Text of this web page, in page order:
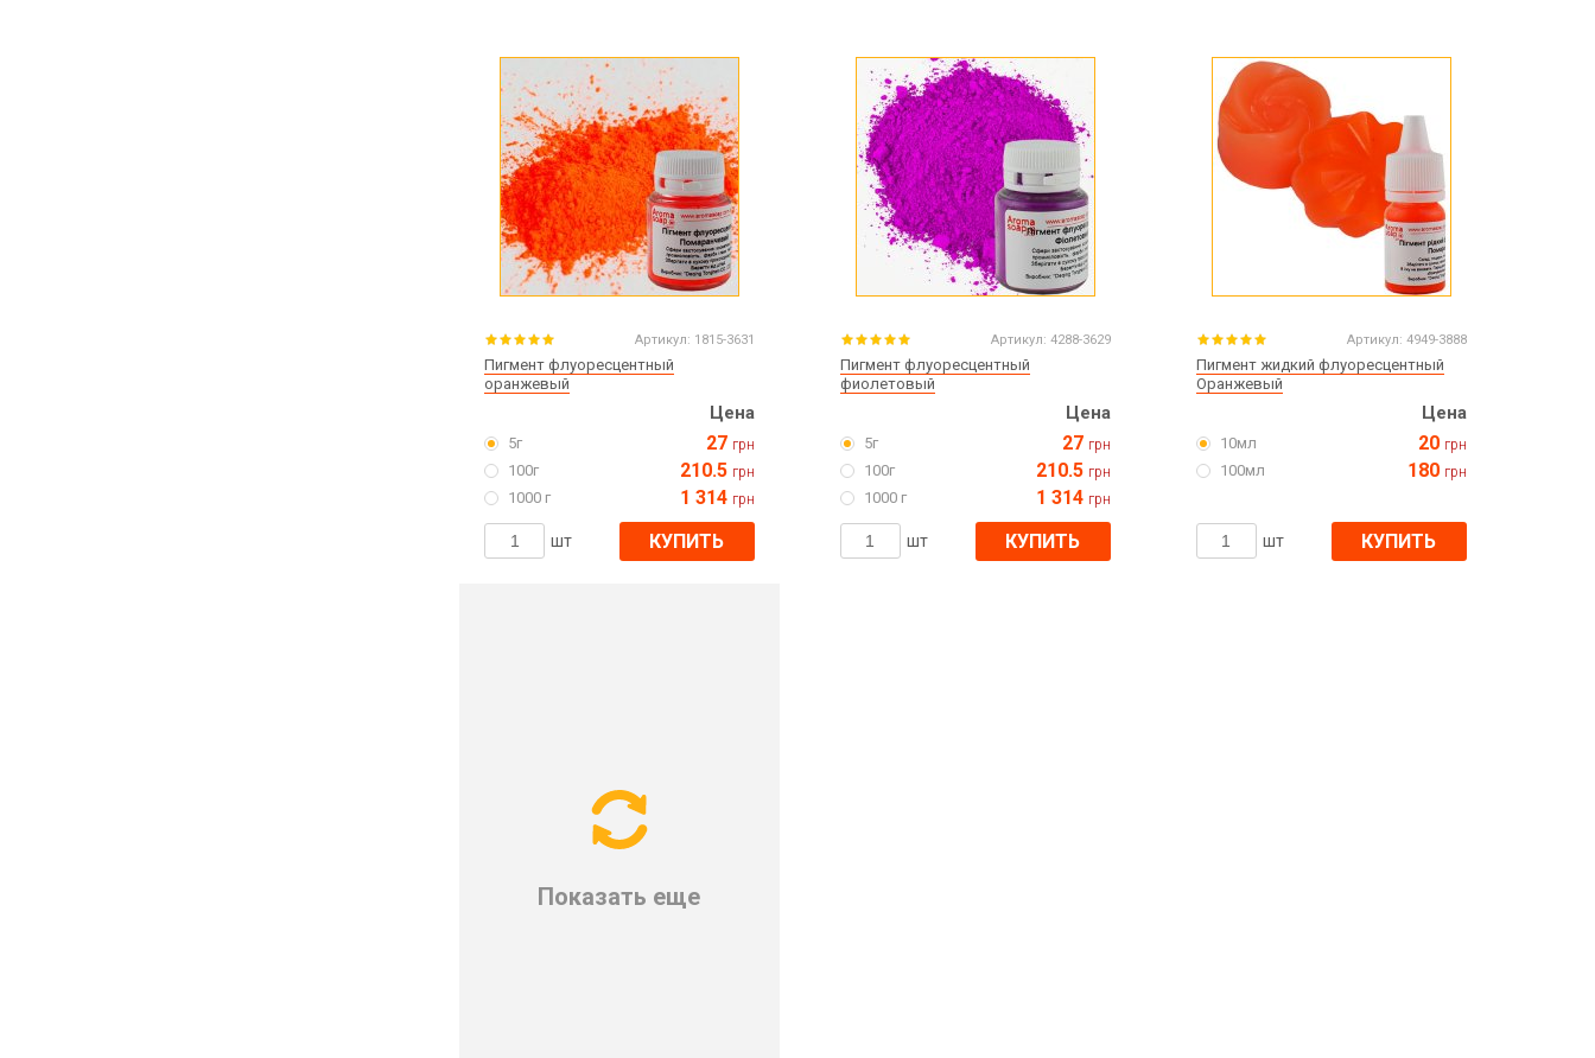
Артикул: 1815-3631
Пигмент флуоресцентный
оранжевый
Цена
5г 27 грн
100г 210.5 грн
1000 г 1 314 грн
шт КУПИТЬ
Артикул: 4288-3629
Пигмент флуоресцентный
фиолетовый
Цена
5г 27 грн
100г 210.5 грн
1000 г 1 314 грн
шт КУПИТЬ
Артикул: 4949-3888
Пигмент жидкий флуоресцентный
Оранжевый
Цена
10мл 20 грн
100мл 180 грн
шт КУПИТЬ
Показать еще